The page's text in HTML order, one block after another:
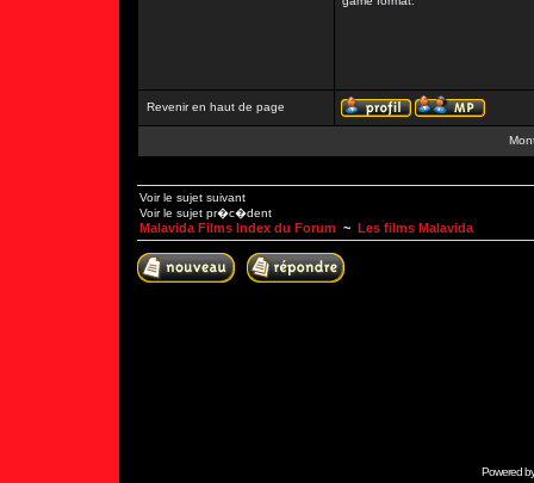
Revenir en haut de page
Voir le sujet suivant
Voir le sujet pr�c�dent
Malavida Films Index du Forum ~ Les films Malavida
Powered